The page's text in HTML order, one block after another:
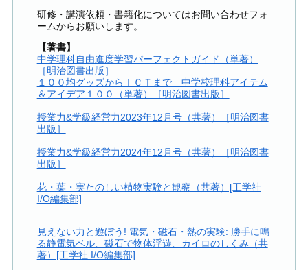
研修・講演依頼・書籍化についてはお問い合わせフォ
ームからお願いします。
【著書】
中学理科自由進度学習パーフェクトガイド（単著）
［明治図書出版］
１００均グッズからＩＣＴまで 中学校理科アイテム
＆アイデア１００（単著）［明治図書出版］
授業力&学級経営力2023年12月号（共著）［明治図書
出版］
授業力&学級経営力2024年12月号（共著）［明治図書
出版］
花・葉・実たのしい植物実験と観察（共著）[工学社
I/O編集部]
見えない力と遊ぼう! 電気・磁石・熱の実験: 勝手に鳴
る静電気ベル、磁石で物体浮遊、カイロのしくみ（共
著）[工学社 I/O編集部]